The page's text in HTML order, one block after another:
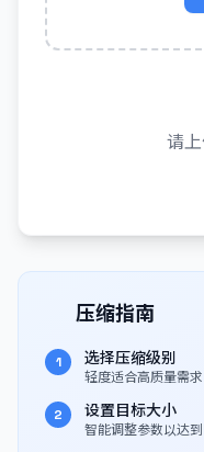
请
压缩指南
1 选择压缩级别
轻度适合高质量需
2 设置目标大小
智能调整参数以达